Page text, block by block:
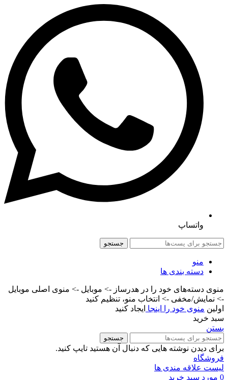
واتساپ
جستجو
منو
دسته بندی ها
منوی دسته‌های خود را در هدرساز -> موبایل -> منوی اصلی موبایل
-> نمایش/مخفی -> انتخاب منو، تنظیم کنید
اولین منوی خود را اینجا ایجاد کنید
سبد خرید
بستن
جستجو
برای دیدن نوشته هایی که دنبال آن هستید تایپ کنید.
فروشگاه
لیست علاقه مندی ها
0 مورد سبد خرید